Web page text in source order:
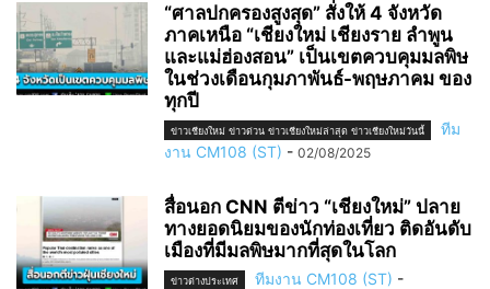
“ศาลปกครองสูงสุด” สั่งให้ 4 จังหวัด
ภาคเหนือ “เชียงใหม่ เชียงราย ลำพูน
และแม่ฮ่องสอน” เป็นเขตควบคุมมลพิษ
ในช่วงเดือนกุมภาพันธ์-พฤษภาคม ของ
ทุกปี
ข่าวเชียงใหม่ ข่าวด่วน ข่าวเชียงใหม่ล่าสุด ข่าวเชียงใหม่วันนี้
ทีม
งาน CM108 (ST) - 02/08/2025
สื่อนอก CNN ตีข่าว “เชียงใหม่” ปลาย
ทางยอดนิยมของนักท่องเที่ยว ติดอันดับ
เมืองที่มีมลพิษมากที่สุดในโลก
ข่าวต่างประเทศ ทีมงาน CM108 (ST) -